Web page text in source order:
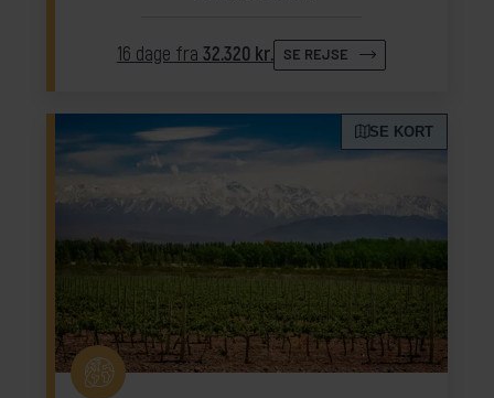
16 dage fra 32.320 kr. SE REJSE
SE KORT